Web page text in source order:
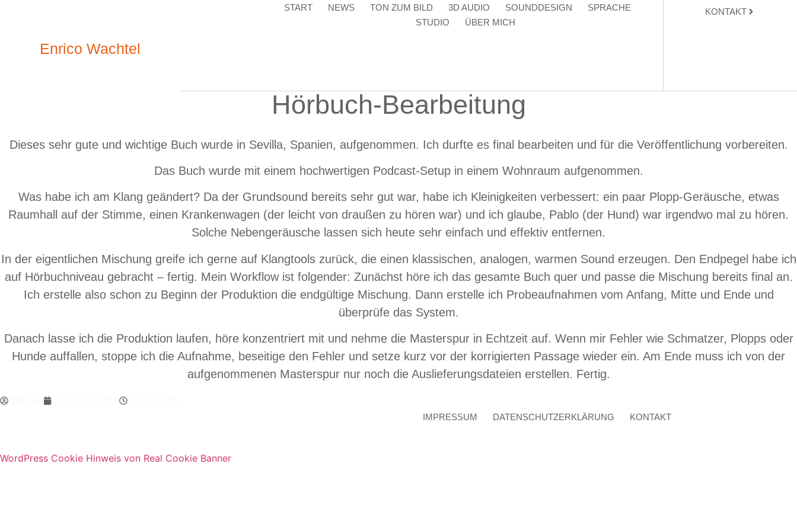
Enrico Wachtel
START NEWS TON ZUM BILD 3D AUDIO SOUNDDESIGN
SPRACHE
STUDIO
ÜBER MICH
KONTAKT
Hörbuch-Bearbeitung
Dieses sehr gute und wichtige Buch wurde in Sevilla, Spanien, aufgenommen. Ich durfte es final bearbeiten und für die Veröffentlichung vorbereiten.
Das Buch wurde mit einem hochwertigen Podcast-Setup in einem Wohnraum aufgenommen.
Was habe ich am Klang geändert? Da der Grundsound bereits sehr gut war, habe ich Kleinigkeiten verbessert: ein paar Plopp-Geräusche, etwas
Raumhall auf der Stimme, einen Krankenwagen (der leicht von draußen zu hören war) und ich glaube, Pablo (der Hund) war irgendwo mal zu hören.
Solche Nebengeräusche lassen sich heute sehr einfach und effektiv entfernen.
In der eigentlichen Mischung greife ich gerne auf Klangtools zurück, die einen klassischen, analogen, warmen Sound erzeugen. Den Endpegel habe ich
auf Hörbuchniveau gebracht – fertig. Mein Workflow ist folgender: Zunächst höre ich das gesamte Buch quer und passe die Mischung bereits final an.
Ich erstelle also schon zu Beginn der Produktion die endgültige Mischung. Dann erstelle ich Probeaufnahmen vom Anfang, Mitte und Ende und
überprüfe das System.
Danach lasse ich die Produktion laufen, höre konzentriert mit und nehme die Masterspur in Echtzeit auf. Wenn mir Fehler wie Schmatzer, Plopps oder
Hunde auffallen, stoppe ich die Aufnahme, beseitige den Fehler und setze kurz vor der korrigierten Passage wieder ein. Am Ende muss ich von der
aufgenommenen Masterspur nur noch die Auslieferungsdateien erstellen. Fertig.
IMPRESSUM DATENSCHUTZERKLÄRUNG KONTAKT
WordPress Cookie Hinweis von Real Cookie Banner